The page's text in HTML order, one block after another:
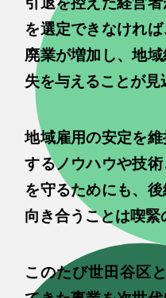
を選定できなけれ
廃業が増加し、地
失を与えることが見
地域雇用の安定を
するノウハウや技
を守るためにも、
向き合うことは喫緊
このたび世田谷区